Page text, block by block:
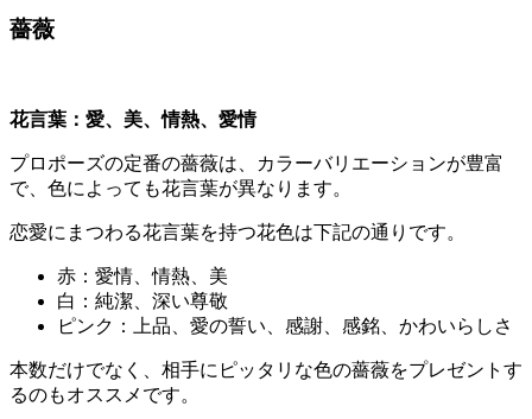
薔薇
花言葉：愛、美、情熱、愛情
プロポーズの定番の薔薇は、カラーバリエーションが豊富
で、色によっても花言葉が異なります。
恋愛にまつわる花言葉を持つ花色は下記の通りです。
赤：愛情、情熱、美
白：純潔、深い尊敬
ピンク：上品、愛の誓い、感謝、感銘、かわいらしさ
本数だけでなく、相手にピッタリな色の薔薇をプレゼントす
るのもオススメです。